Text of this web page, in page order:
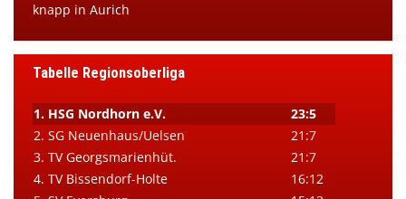
knapp in Aurich
Tabelle Regionsoberliga
1. HSG Nordhorn e.V.
23:5
2. SG Neuenhaus/Uelsen
21:7
3. TV Georgsmarienhüt.
21:7
4. TV Bissendorf-Holte
16:12